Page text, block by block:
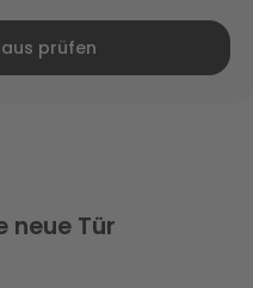
prüfen
neue Tür